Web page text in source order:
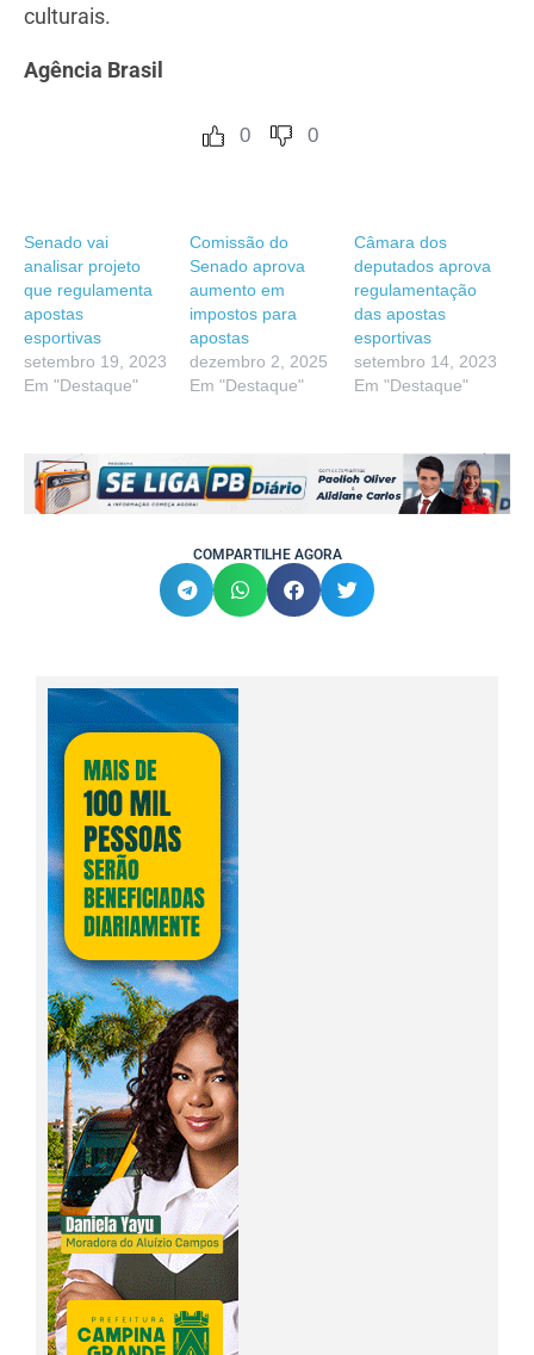
culturais.
Agência Brasil
0 0
Senado vai
analisar projeto
que regulamenta
apostas
esportivas
setembro 19, 2023
Em "Destaque"
Comissão do
Senado aprova
aumento em
impostos para
apostas
dezembro 2, 2025
Em "Destaque"
Câmara dos
deputados aprova
regulamentação
das apostas
esportivas
setembro 14, 2023
Em "Destaque"
COMPARTILHE AGORA